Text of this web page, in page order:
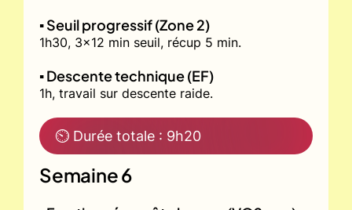
▪️ Seuil progressif (Zone 2)
1h30, 3x12 min seuil, récup 5 min.
▪️ Descente technique (EF)
1h, travail sur descente raide.
⏲ Durée totale : 9h20
Semaine 6